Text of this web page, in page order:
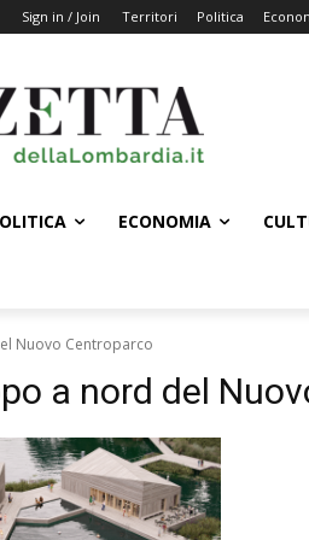
Sign in / Join Territori Politica
ECONOMIA
Nuovo Centroparco
a nord del